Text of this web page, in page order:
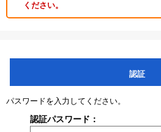
ください。
認証
パスワードを入力してください。
認証パスワード：